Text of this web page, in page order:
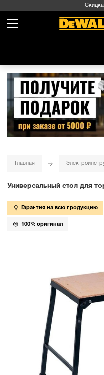
Главная
Универсальный стол для
Гарантия на всю продукцию
100% оригинал